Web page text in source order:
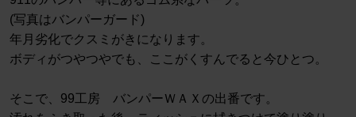
(写真はバンパーガード)
年月劣化でクスミがきになります。
ボディがつやつやでも、ここがくすんでると今ひとつ。
そこで、99工房 バンパーＷＡＸの出番です。